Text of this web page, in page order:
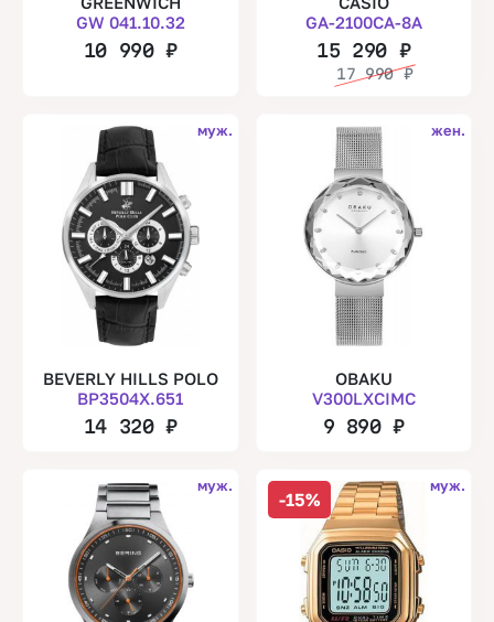
GW 041.10.32
10 990₽
GA-2100CA-8A
15 290 ₽
17 990₽
муж.
BEVERLY HILLS POLO
BP3504X.651
14 320₽
жен.
OBAKU
V300LXCIMC
9 890₽
муж.
-15%
муж.